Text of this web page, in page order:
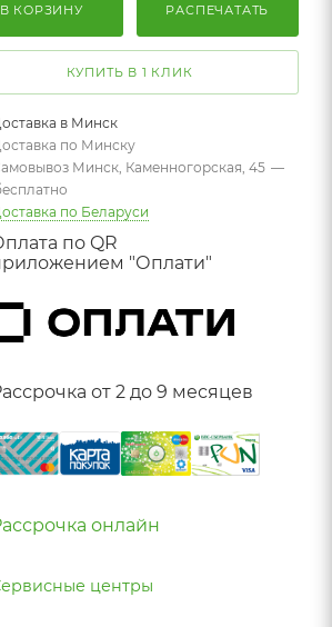
В КОРЗИНУ РАСПЕЧАТАТЬ
КУПИТЬ В 1 КЛИК
в Минск
по Минску
Минск, Каменногорская, 45 —
по Беларуси
по QR
"Оплати"
от 2 до 9 месяцев
онлайн
центры